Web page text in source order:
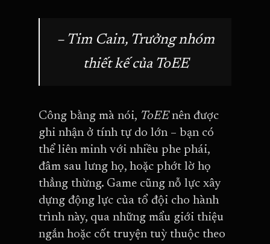
– Tim Cain, Trưởng nhóm
thiết kế của ToEE
Công bằng mà nói, ToEEnên được
ghi nhận ở tính tự do lớn – bạn có
thể liên minh với nhiều phe phái,
đâm sau lưng họ, hoặc phớt lờ họ
thẳng thừng. Game cũng nỗ lực xây
dựng động lực của tổ đội cho hành
trình này, qua những mẩu giới thiệu
ngắn hoặc cốt truyện tuỳ thuộc theo